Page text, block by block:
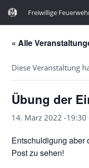
Freiwillige
« Alle
Diese Veranstaltung
Übung der
14. März 2022 -19:30
Entschuldigung aber
Post zu sehen!